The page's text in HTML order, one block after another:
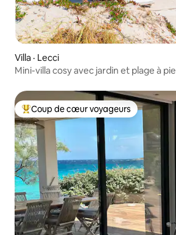
Villa · Lecci
Mini-villa cosy avec jardin et plage à
Coup de cœur voyageurs parmi les plus
Coup de cœur voyageurs